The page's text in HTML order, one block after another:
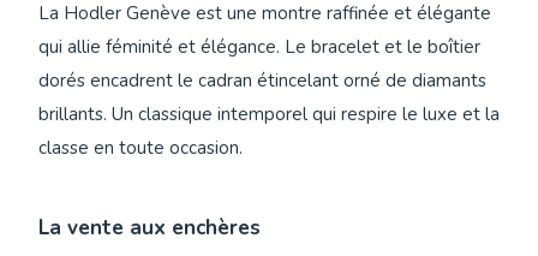
La Hodler Genève est une montre raffinée et élégante
qui allie féminité et élégance. Le bracelet et le boîtier
dorés encadrent le cadran étincelant orné de diamants
brillants. Un classique intemporel qui respire le luxe et la
classe en toute occasion.
La vente aux enchères